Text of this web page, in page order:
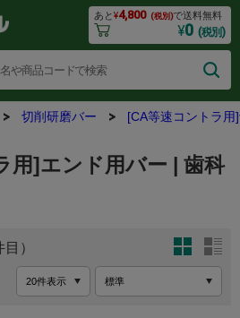
あと¥4,800 (税別)で送料無料
¥0 (税別)
切削研磨バー [CA等速コントラ
用]エンド用バー | 歯科